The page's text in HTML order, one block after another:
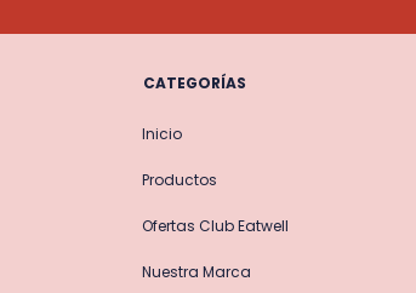
CATEGORÍAS
Inicio
Productos
Ofertas Club Eatwell
Nuestra Marca